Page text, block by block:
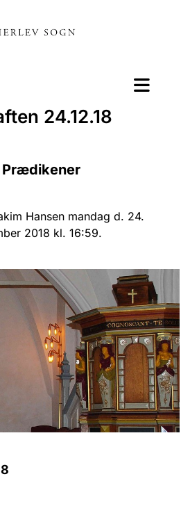
24.12.18
Prædikener
Hansen mandag d. 24.
2018 kl. 16:59.